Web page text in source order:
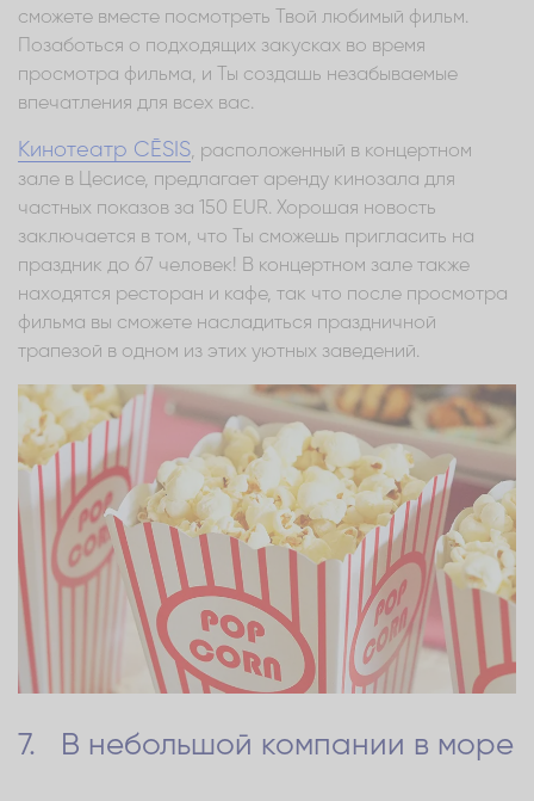
сможете вместе посмотреть Твой любимый фильм.
Позаботься о подходящих закусках во время
просмотра фильма, и Ты создашь незабываемые
впечатления для всех вас.
Кинотеатр CĒSIS, расположенный в концертном
зале в Цесисе, предлагает аренду кинозала для
частных показов за 150 EUR. Хорошая новость
заключается в том, что Ты сможешь пригласить на
праздник до 67 человек! В концертном зале также
находятся ресторан и кафе, так что после просмотра
фильма вы сможете насладиться праздничной
трапезой в одном из этих уютных заведений.
7. В небольшой компании в море